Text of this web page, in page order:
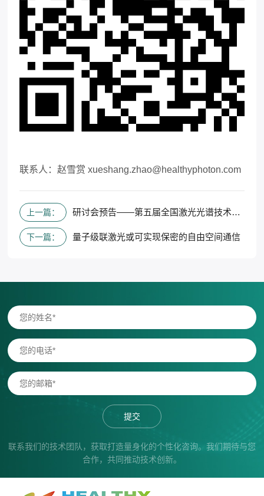
联系人：赵雪赏 xueshang.zhao@healthyphoton.com
上一篇： 研讨会预告——第五届全国激光光谱技术学术论坛
下一篇： 量子级联激光或可实现保密的自由空间通信
提交
联系我们的技术团队，获取打造量身化的个性化咨询。我们期待与您
合作，共同推动技术创新。